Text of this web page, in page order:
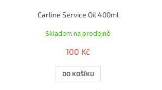
Carline Service Oil 400ml
Skladem na prodejně
100 Kč
DO KOŠÍKU